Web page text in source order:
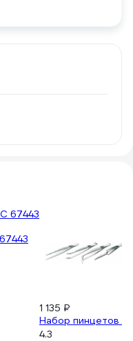
1 135 ₽
Набор пинцетов
4.3